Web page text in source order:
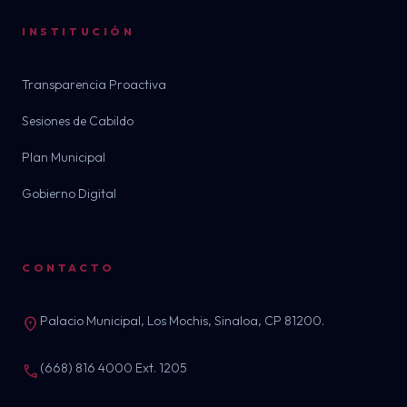
INSTITUCIÓN
Transparencia Proactiva
Sesiones de Cabildo
Plan Municipal
Gobierno Digital
CONTACTO
location_on Palacio Municipal, Los Mochis, Sinaloa, CP 81200.
call (668) 816 4000 Ext. 1205